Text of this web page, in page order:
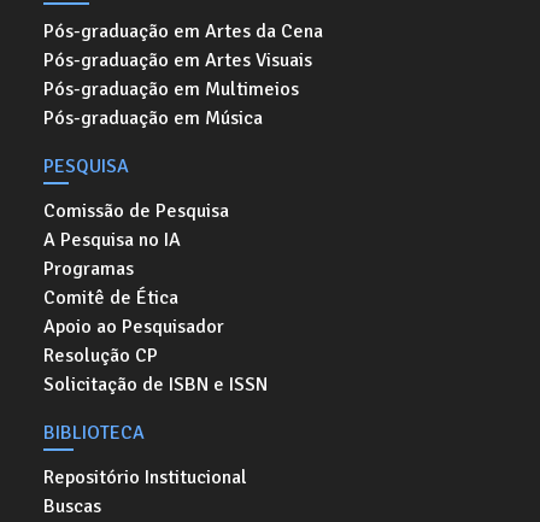
Pós-graduação em Artes da Cena
Pós-graduação em Artes Visuais
Pós-graduação em Multimeios
Pós-graduação em Música
PESQUISA
Comissão de Pesquisa
A Pesquisa no IA
Programas
Comitê de Ética
Apoio ao Pesquisador
Resolução CP
Solicitação de ISBN e ISSN
BIBLIOTECA
Repositório Institucional
Buscas